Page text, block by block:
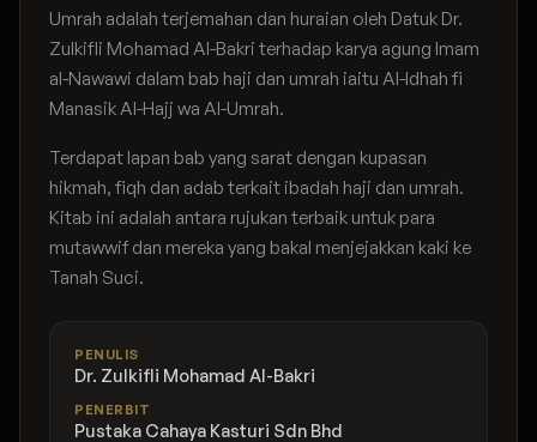
Umrah adalah terjemahan dan huraian oleh Datuk Dr.
Zulkifli Mohamad Al-Bakri terhadap karya agung Imam
al-Nawawi dalam bab haji dan umrah iaitu Al-Idhah fi
Manasik Al-Hajj wa Al-Umrah.
Terdapat lapan bab yang sarat dengan kupasan
hikmah, fiqh dan adab terkait ibadah haji dan umrah.
Kitab ini adalah antara rujukan terbaik untuk para
mutawwif dan mereka yang bakal menjejakkan kaki ke
Tanah Suci.
PENULIS
Dr. Zulkifli Mohamad Al-Bakri
PENERBIT
Pustaka Cahaya Kasturi Sdn Bhd